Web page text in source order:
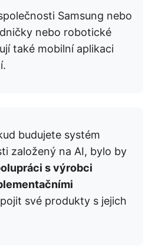
Samsung nebo
nebo robotické
také mobilní aplikaci
budujete systém
založený na AI, bylo by
s výrobci
své produkty s jejich